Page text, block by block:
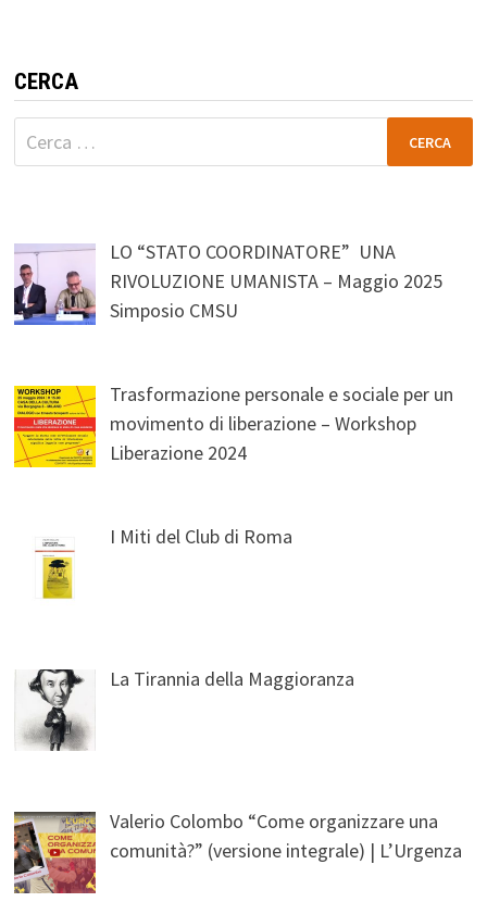
CERCA
Ricerca
per:
LO “STATO COORDINATORE” UNA
RIVOLUZIONE UMANISTA – Maggio 2025
Simposio CMSU
Trasformazione personale e sociale per un
movimento di liberazione – Workshop
Liberazione 2024
I Miti del Club di Roma
La Tirannia della Maggioranza
Valerio Colombo “Come organizzare una
comunità?” (versione integrale) | L’Urgenza